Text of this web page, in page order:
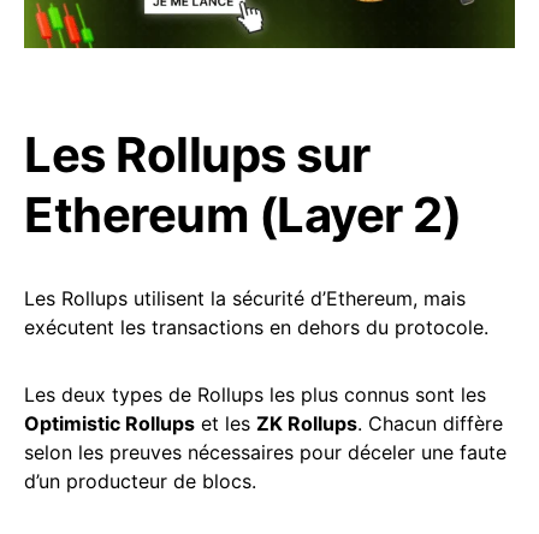
Les Rollups sur
Ethereum (Layer 2)
Les Rollups utilisent la sécurité d’Ethereum, mais
exécutent les transactions en dehors du protocole.
Les deux types de Rollups les plus connus sont les
Optimistic Rollups et les ZK Rollups. Chacun diffère
selon les preuves nécessaires pour déceler une faute
d’un producteur de blocs.